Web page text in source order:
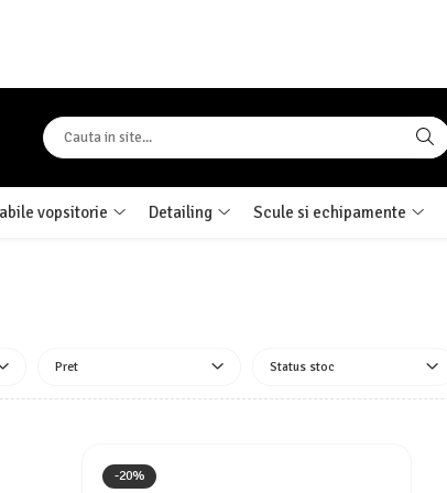
vopsitorie Detailing Scule si echipamente
Pret Status stoc
-20%